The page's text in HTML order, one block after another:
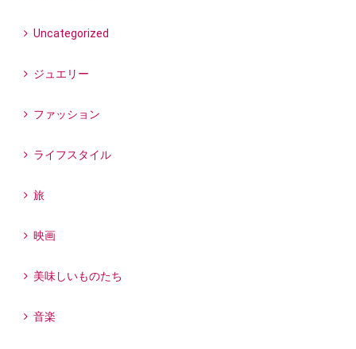
Uncategorized
ジュエリー
ファッション
ライフスタイル
旅
映画
美味しいものたち
音楽